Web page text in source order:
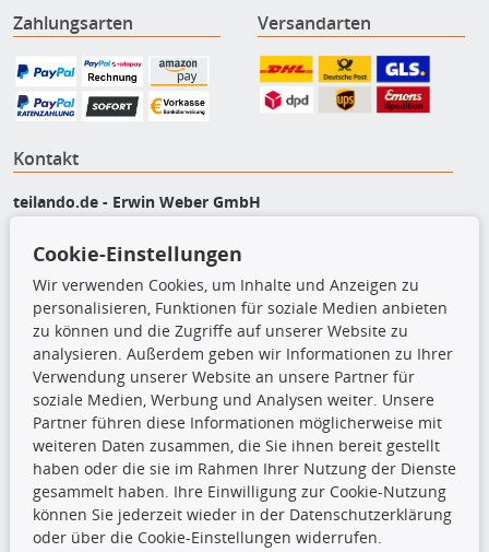
Zahlungsarten Versandarten
Kontakt
teilando.de - Erwin Weber GmbH
85376 Hetzenhausen
+49 (0) 8165 / 5093200
shop@teilando.de
Top Produkte
Beleuchtung
Bremsbeläge
Bremsscheiben
Kupplungssatz
Querlenker
Radlager
Stoßdämpfer
Cookie-Einstellungen
Wir verwenden Cookies, um Inhalte und Anzeigen zu
personalisieren, Funktionen für soziale Medien anbieten
zu können und die Zugriffe auf unserer Website zu
analysieren. Außerdem geben wir Informationen zu Ihrer
Verwendung unserer Website an unsere Partner für
soziale Medien, Werbung und Analysen weiter. Unsere
Partner führen diese Informationen möglicherweise mit
weiteren Daten zusammen, die Sie ihnen bereit gestellt
haben oder die sie im Rahmen Ihrer Nutzung der Dienste
gesammelt haben. Ihre Einwilligung zur Cookie-Nutzung
können Sie jederzeit wieder in der Datenschutzerklärung
oder über die Cookie-Einstellungen widerrufen.